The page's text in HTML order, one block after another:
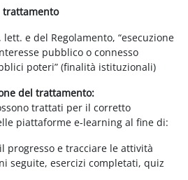
trattamento
lett. e del Regolamento, “esecuzione
pubblico o connesso
poteri” (finalità istituzionali)
del trattamento:
trattati per il corretto
piattaforme e-learning al fine di:
progresso e tracciare le attività
seguite, esercizi completati, quiz